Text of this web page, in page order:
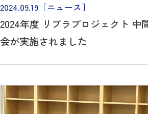
2024.09.19 ［ニュース］
2024年度 リプラプロジェクト 中
会が実施されました